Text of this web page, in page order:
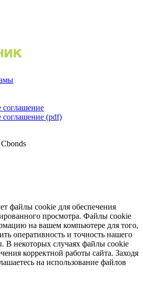
файлы cookie для обеспечения
просмотра. Файлы cookie
на вашем компьютере для того,
оперативность и точность нашего
В некоторых случаях файлы cookie